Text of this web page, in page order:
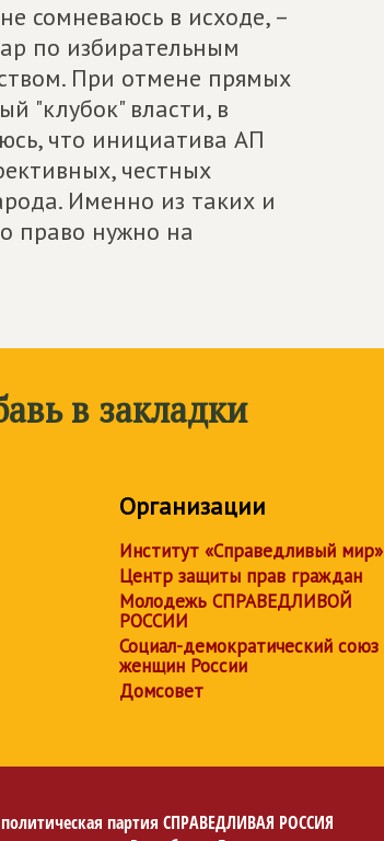
сомневаюсь в исходе, –
по избирательным
При отмене прямых
"клубок" власти, в
что инициатива АП
честных
Именно из таких и
право нужно на
в закладки
Организации
Институт «Справедливый мир»
Центр защиты прав граждан
Молодежь СПРАВЕДЛИВОЙ
РОССИИ
Социал-демократический союз
женщин России
Домсовет
партия СПРАВЕДЛИВАЯ РОССИЯ